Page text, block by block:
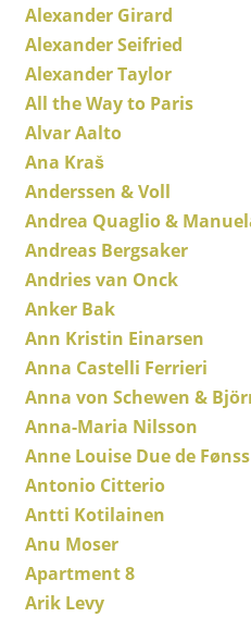
Gartenstühle
Kinderstühle
Schaukelstühle
Konferenzstühle
Bürosessel
Einzelteile
... alle Sitzmöbel
Tische
Esstische
Beistelltische
Couchtische
Schreibtische
Sekretäre & PC-Tische
Alexander Girard
Alexander Seifried
Alexander Taylor
All the Way to Paris
Alvar Aalto
Ana Kraš
Anderssen & Voll
Andrea Quaglio &
Andreas Bergsaker
Andries van Onck
Anker Bak
Ann Kristin Einarsen
Anna Castelli Ferrieri
Anna von Schewen &
Anna-Maria Nilsson
Anne Louise Due de
Antonio Citterio
Antti Kotilainen
Anu Moser
Apartment 8
Arik Levy